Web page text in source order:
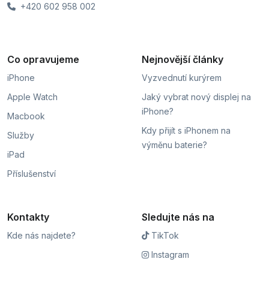
+420 602 958 002
Co opravujeme
iPhone
Apple Watch
Macbook
Služby
iPad
Příslušenství
Nejnovější články
Vyzvednutí kurýrem
Jaký vybrat nový displej na
iPhone?
Kdy přijít s iPhonem na
výměnu baterie?
Kontakty
Kde nás najdete?
Sledujte nás na
TikTok
Instagram